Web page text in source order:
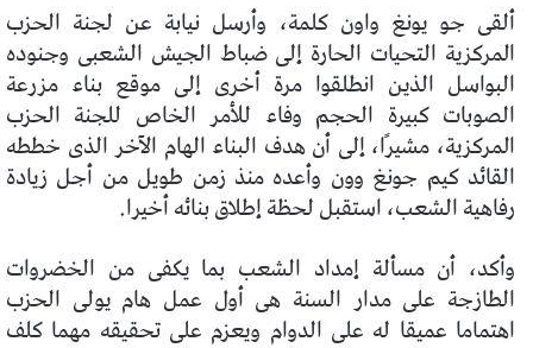
ألقى جو يونغ واون كلمة، وأرسل نيابة عن لجنة الحزب
المركزية التحيات الحارة إلى ضباط الجيش الشعبى وجنوده
البواسل الذين انطلقوا مرة أخرى إلى موقع بناء مزرعة
الصوبات كبيرة الحجم وفاء للأمر الخاص للجنة الحزب
المركزية، مشيرًا، إلى أن هدف البناء الهام الآخر الذى خططه
القائد كيم جونغ وون وأعده منذ زمن طويل من أجل زيادة
رفاهية الشعب، استقبل لحظة إطلاق بنائه أخيرا.
وأكد، أن مسألة إمداد الشعب بما يكفى من الخضروات
الطازجة على مدار السنة هى أول عمل هام يولى الحزب
اهتماما عميقا له على الدوام ويعزم على تحقيقه مهما كلف